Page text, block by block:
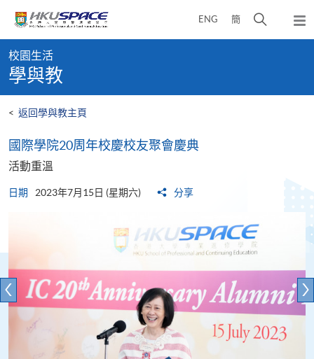
content
ENG 簡
開
彈
出
content
start
校園生活
學與教
< 返回學與教主頁
國際學院20周年校慶校友聚會慶典
活動重溫
日期 2023年7月15日 (星期六) 分享